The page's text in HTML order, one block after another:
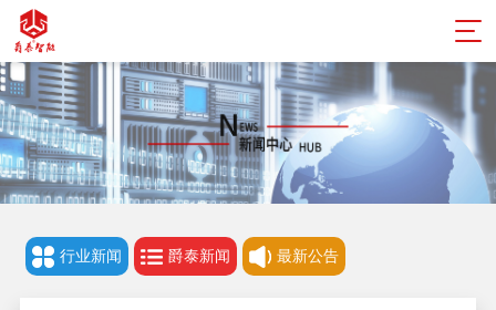
行业新闻 爵泰新闻 最新公告